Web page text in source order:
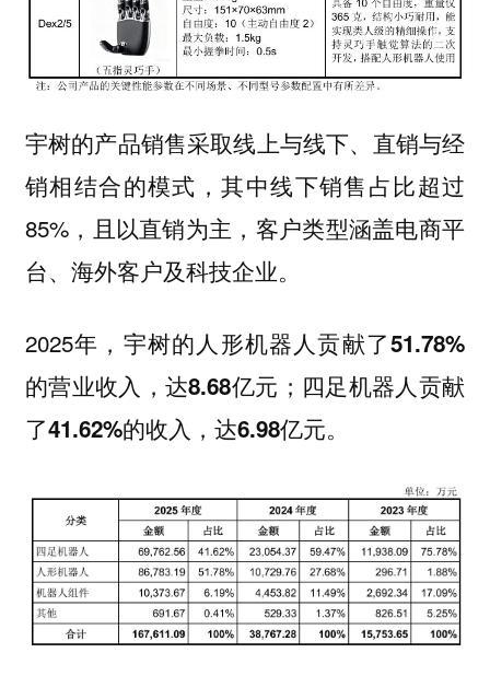
宇树的产品销售采取线上与线下、直销与经
销相结合的模式，其中线下销售占比超过
85%，且以直销为主，客户类型涵盖电商平
台、海外客户及科技企业。
2025年，宇树的人形机器人贡献了51.78%
的营业收入，达8.68亿元； 四足机器人贡献
了41.62%的收入，达6.98亿元。